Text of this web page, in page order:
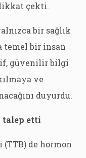
çekti.
bir sağlık
temel bir insan
güvenilir bilgi
ve
duyurdu.
talep etti
de hormon